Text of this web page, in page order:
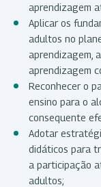
aprendizagem
Aplicar os
adultos no
aprendizagem,
aprendizagem
Reconhecer o
ensino para o
consequente
Adotar
didáticos para
a participação
adultos;